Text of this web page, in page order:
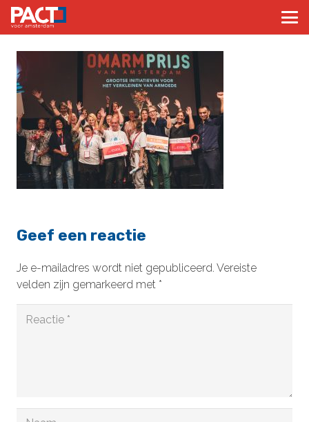
Geef een reactie
Je e-mailadres wordt niet gepubliceerd. Vereiste
velden zijn gemarkeerd met *